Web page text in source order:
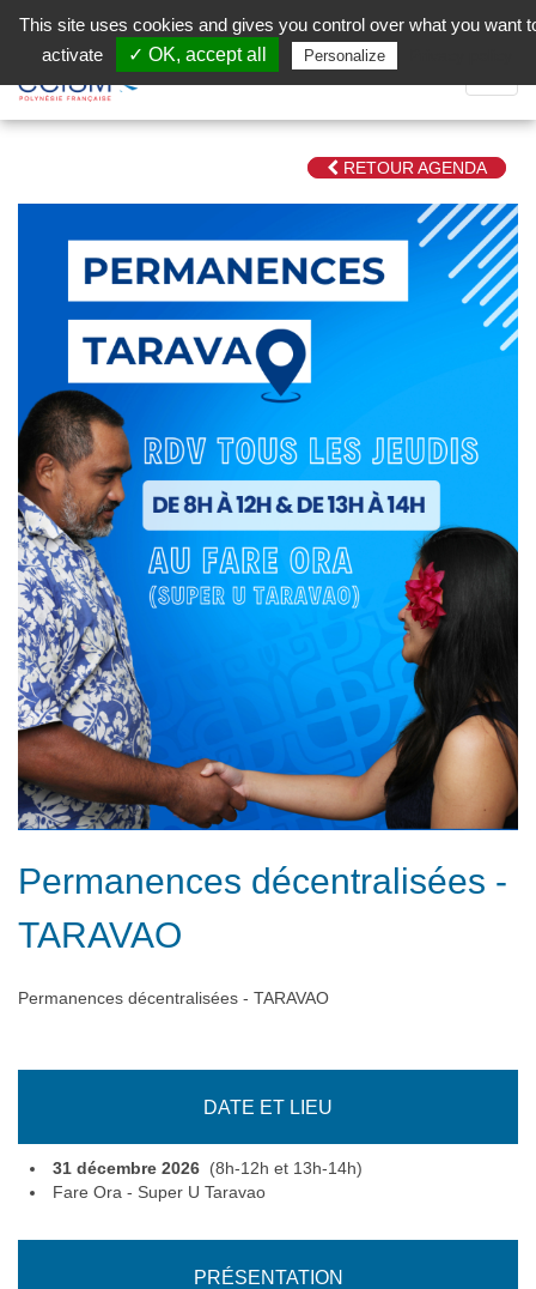
Facebook (Customer Chat) is disabled.
la
RETOUR AGENDA
Permanences décentralisées -
TARAVAO
Permanences décentralisées - TARAVAO
DATE ET LIEU
31 décembre 2026 (8h-12h et 13h-14h)
Fare Ora - Super U Taravao
PRÉSENTATION
This site uses cookies and gives you control over what you want
activate
✓ OK, accept all Personalize